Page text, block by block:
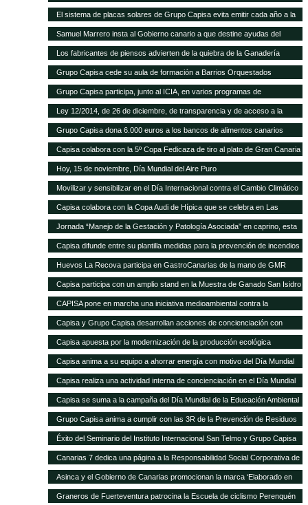
canaria
El sistema de placas solares de Grupo Capisa evita emitir cada año a la
atmósfera 95,5 toneladas de CO2
Samuel Marrero insta al Gobierno canario a que destine ayudas del
Fondo de Recuperación a la ganadería, en peligro de desaparecer por la
crisis
Los fabricantes de piensos advierten de la quiebra de la Ganadería
canaria y demandan ayudas directas a las explotaciones
Grupo Capisa cede su aula de formación a Barrios Orquestados
Grupo Capisa participa, junto al ICIA, en varios programas de
investigación ganadera
Ley 12/2014, de 26 de diciembre, de transparencia y de acceso a la
información pública.
Grupo Capisa dona 6.000 euros a los bancos de alimentos canarios
Capisa colabora con la 5º Copa Fedicaza de tiro al plato de Gran Canaria
Hoy, 15 de noviembre, Día Mundial del Aire Puro
Movilizar y sensibilizar en el Día Internacional contra el Cambio Climático
Capisa colabora con la Copa Audi de Hípica que se celebra en Las
Palmas
Jornada “Manejo de la Gestación y Patología Asociada” en caprino, esta
tarde en el Aula Ganadera de Grupo Capisa
Capisa difunde entre su plantilla medidas para la prevención de incendios
Huevos La Recova participa en GastroCanarias de la mano de GMR
Capisa participa con un amplio stand en la Muestra de Ganado San Isidro
Labrador de Uga, en Lanzarote
CAPISA pone en marcha una iniciativa medioambiental contra la
contaminación acústica
Capisa y Grupo Capisa desarrollan acciones de concienciación con
motivo del Día Internacional del Agua
Capisa apuesta por la modernización de la producción ecológica
Capisa anima a su equipo a ahorrar energía con motivo del Día Mundial
de la Energía
Capisa realiza una actividad interna de concienciación en el Día Mundial
de la Educación Ambiental
Capisa se suma a la campaña del Día Mundial de la Educación Ambiental
Grupo Capisa anima a cumplir con las 3R de la Prevención de Residuos
Éxito del Seminario del Instituto Internacional San Telmo y Grupo Capisa
destinado al sector primario, la industria agroalimentaria y la distribución
Canarias 7 dedica una página a la Responsabilidad Social Corporativa de
Grupo Capisa
Asinca y el Gobierno de Canarias promocionan la marca ‘Elaborado en
Canarias’ con una campaña en la que participa Grupo Capisa
Graneros de Fuerteventura patrocina la Escuela de ciclismo Perenquén